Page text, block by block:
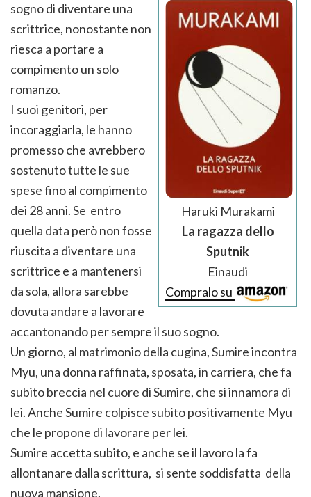
Haruki Murakami
La ragazza dello
Sputnik
Einaudi
Compralo su
sogno di diventare una
scrittrice, nonostante non
riesca a portare a
compimento un solo
romanzo.
I suoi genitori, per
incoraggiarla, le hanno
promesso che avrebbero
sostenuto tutte le sue
spese fino al compimento
dei 28 anni. Se entro
quella data però non fosse
riuscita a diventare una
scrittrice e a mantenersi
da sola, allora sarebbe
dovuta andare a lavorare
accantonando per sempre il suo sogno.
Un giorno, al matrimonio della cugina, Sumire incontra
Myu, una donna raffinata, sposata, in carriera, che fa
subito breccia nel cuore di Sumire, che si innamora di
lei. Anche Sumire colpisce subito positivamente Myu
che le propone di lavorare per lei.
Sumire accetta subito, e anche se il lavoro la fa
allontanare dalla scrittura, si sente soddisfatta della
nuova mansione.